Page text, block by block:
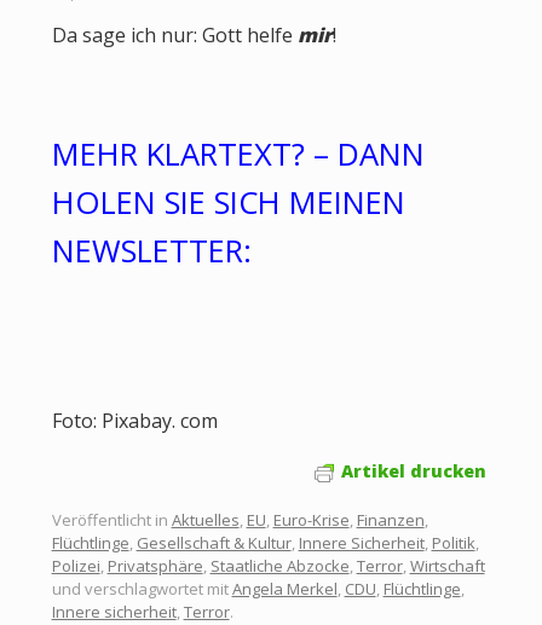
Da sage ich nur: Gott helfe mir!
MEHR KLARTEXT? – DANN
HOLEN SIE SICH MEINEN
NEWSLETTER:
Foto: Pixabay. com
Artikel drucken
Veröffentlicht in Aktuelles, EU, Euro-Krise, Finanzen,
Flüchtlinge, Gesellschaft & Kultur, Innere Sicherheit, Politik,
Polizei, Privatsphäre, Staatliche Abzocke,Terror,Wirtschaft
und verschlagwortet mitAngela Merkel, CDU, Flüchtlinge,
Innere sicherheit,Terror.